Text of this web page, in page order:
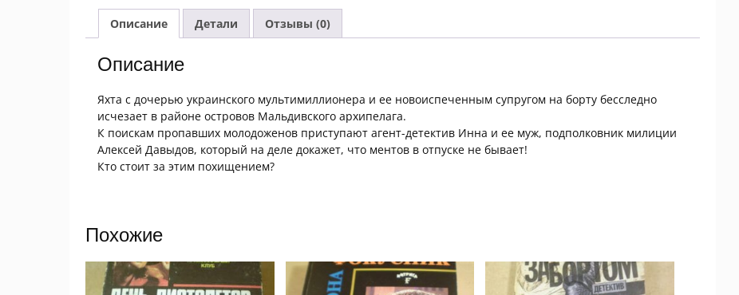
Описание Детали Отзывы (0)
Описание
Яхта с дочерью украинского мультимиллионера и ее новоиспеченным супругом на борту бесследно
исчезает в районе островов Мальдивского архипелага.
К поискам пропавших молодоженов приступают агент-детектив Инна и ее муж, подполковник милиции
Алексей Давыдов, который на деле докажет, что ментов в отпуске не бывает!
Кто стоит за этим похищением?
Похожие